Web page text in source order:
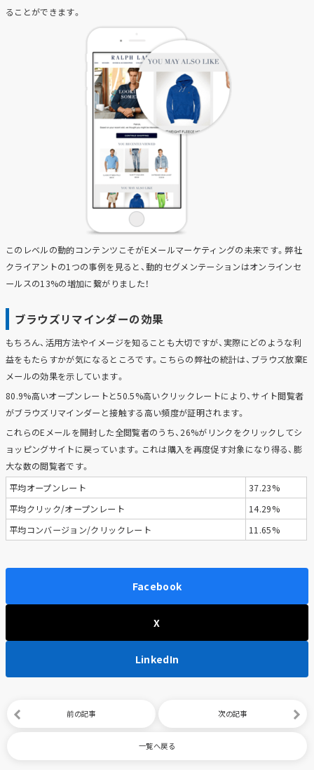
ることができます。
このレベルの動的コンテンツこそがEメールマーケティングの未来です。弊社
クライアントの1つの事例を見ると、動的セグメンテーションはオンラインセ
ールスの13%の増加に繋がりました！
ブラウズリマインダーの効果
もちろん、活用方法やイメージを知ることも大切ですが、実際にどのような利
益をもたらすかが気になるところです。こちらの弊社の統計は、ブラウズ放棄E
メールの効果を示しています。
80.9%高いオープンレートと50.5%高いクリックレートにより、サイト閲覧者
がブラウズリマインダーと接触する高い頻度が証明されます。
これらのEメールを開封した全閲覧者のうち、26%がリンクをクリックしてシ
ョッピングサイトに戻っています。これは購入を再度促す対象になり得る、膨
大な数の閲覧者です。
平均オープンレート
37.23%
平均クリック/オープンレート
14.29%
平均コンバージョン/クリックレート
11.65%
Facebook
X
LinkedIn
前の記事 次の記事
一覧へ戻る